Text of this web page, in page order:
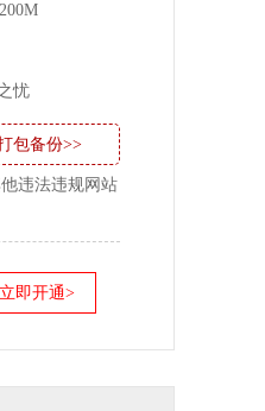
忧
包备份>>
违法违规网站
立即开通>